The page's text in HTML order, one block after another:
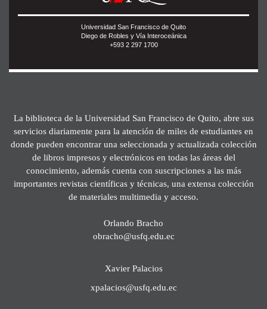
Universidad San Francisco de Quito
Diego de Robles y Vía Interoceánica
+593 2 297 1700
La biblioteca de la Universidad San Francisco de Quito, abre sus
servicios diariamente para la atención de miles de estudiantes en
donde pueden encontrar una seleccionada y actualizada colección
de libros impresos y electrónicos en todas las áreas del
conocimiento, además cuenta con suscripciones a las más
importantes revistas científicas y técnicas, una extensa colección
de materiales multimedia y acceso.
Orlando Bracho
obracho@usfq.edu.ec
Xavier Palacios
xpalacios@usfq.edu.ec